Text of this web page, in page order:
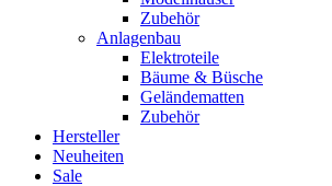
Zubehör
Anlagenbau
Elektroteile
Bäume & Büsche
Geländematten
Zubehör
Hersteller
Neuheiten
Sale